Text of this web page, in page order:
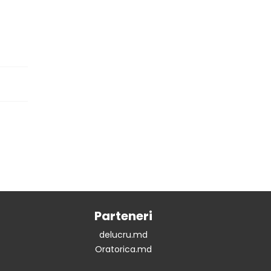
Parteneri
delucru.md
Oratorica.md